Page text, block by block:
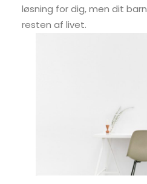
løsning for dig, men dit
resten af livet.